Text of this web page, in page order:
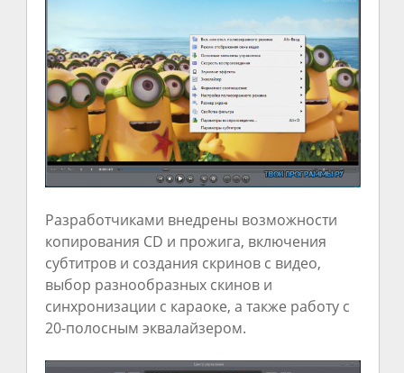
Разработчиками внедрены возможности
копирования CD и прожига, включения
субтитров и создания скринов с видео,
выбор разнообразных скинов и
синхронизации с караоке, а также работу с
20-полосным эквалайзером.